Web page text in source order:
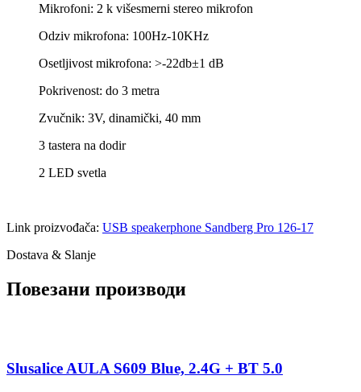
Mikrofoni: 2 k višesmerni stereo mikrofon
Odziv mikrofona: 100Hz-10KHz
Osetljivost mikrofona: >-22db±1 dB
Pokrivenost: do 3 metra
Zvučnik: 3V, dinamički, 40 mm
3 tastera na dodir
2 LED svetla
Link proizvođača: USB speakerphone Sandberg Pro 126-17
Dostava & Slanje
Повезани производи
Slusalice AULA S609 Blue, 2.4G + BT 5.0